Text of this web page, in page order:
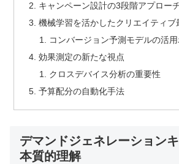
キャンペーン設計の3段階アプロー
機械学習を活かしたクリエイティブ
コンバージョン予測モデルの活用
効果測定の新たな視点
クロスデバイス分析の重要性
予算配分の自動化手法
デマンドジェネレーション
本質的理解